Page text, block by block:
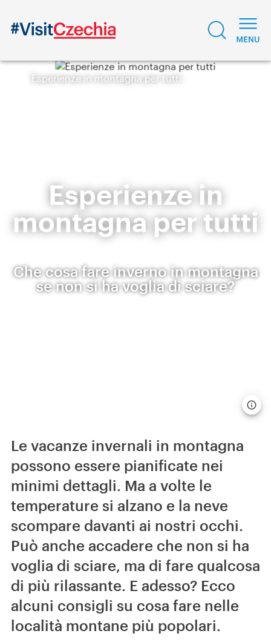
Esperienze in montagna per tutti
Esperienze in
montagna per tutti
Che cosa fare inverno in montagna
se non si ha voglia di sciare?
Le vacanze invernali in montagna
possono essere pianificate nei
minimi dettagli. Ma a volte le
temperature si alzano e la neve
scompare davanti ai nostri occhi.
Può anche accadere che non si ha
voglia di sciare, ma di fare qualcosa
di più rilassante. E adesso? Ecco
alcuni consigli su cosa fare nelle
località montane più popolari.